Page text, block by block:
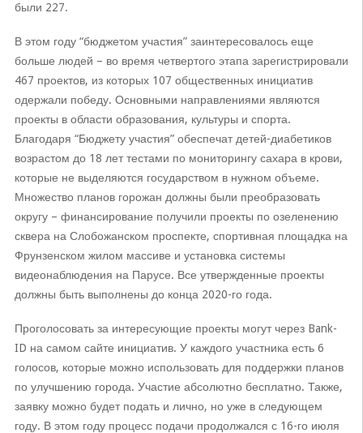
были 227.
В этом году “бюджетом участия” заинтересовалось еще
больше людей – во время четвертого этапа зарегистрировали
467 проектов, из которых 107 общественных инициатив
одержали победу. Основными направлениями являются
проекты в области образования, культуры и спорта.
Благодаря “Бюджету участия” обеспечат детей-диабетиков
возрастом до 18 лет тестами по мониторингу сахара в крови,
которые не выделяются государством в нужном объеме.
Множество планов горожан должны были преобразовать
округу – финансирование получили проекты по озеленению
сквера на Слобожанском проспекте, спортивная площадка на
Фрунзенском жилом массиве и установка системы
видеонаблюдения на Парусе. Все утвержденные проекты
должны быть выполнены до конца 2020-го года.
Проголосовать за интересующие проекты могут через Bank-
ID на самом сайте инициатив. У каждого участника есть 6
голосов, которые можно использовать для поддержки планов
по улучшению города. Участие абсолютно бесплатно. Также,
заявку можно будет подать и лично, но уже в следующем
году. В этом году процесс подачи продолжался с 16-го июля